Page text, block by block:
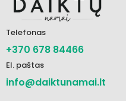
Telefonas
+370 678 84466
El. paštas
info@daiktunamai.lt